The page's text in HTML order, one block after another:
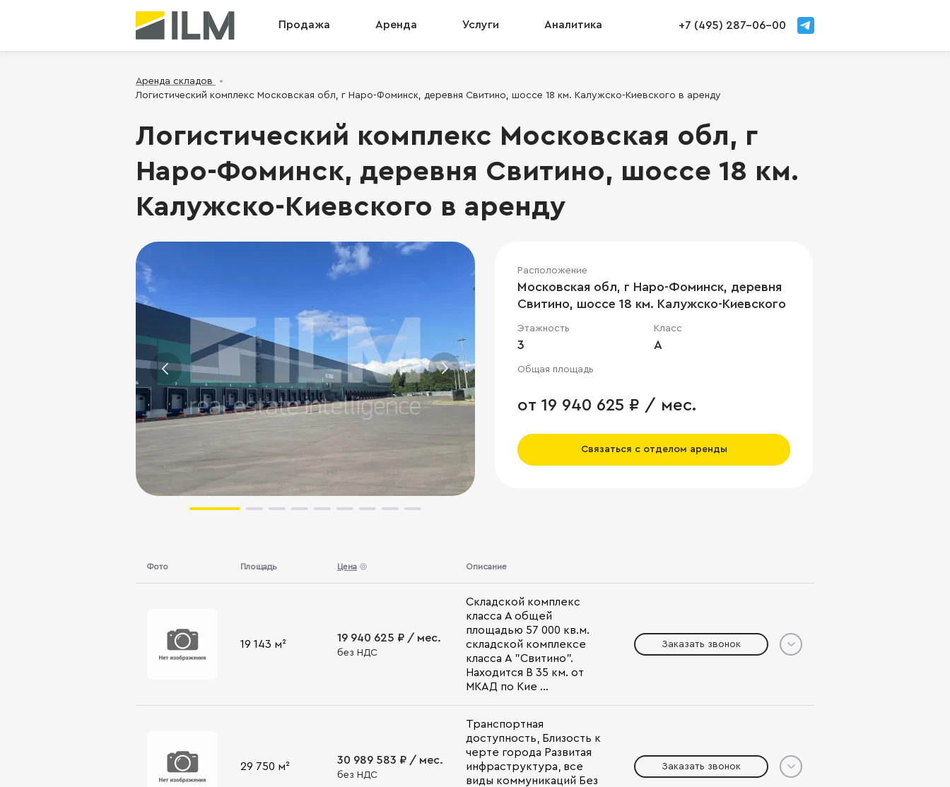
Продажа Аренда Услуги Аналитика +7 (495) 287-06-00
Аренда складов
Логистический комплекс Московская обл, г Наро-Фоминск, деревня Свитино, шоссе 18 км. Калужско-Киевского в аренду
Логистический комплекс Московская обл, г
Наро-Фоминск, деревня Свитино, шоссе 18 км.
Калужско-Киевского в аренду
Расположение
Московская обл, г Наро-Фоминск, деревня
Свитино, шоссе 18 км. Калужско-Киевского
Этажность
3
Класс
A
Общая площадь
от 19 940 625 ₽ / мес.
Связаться с отделом аренды
Фото Площадь Цена Описание
19 143 м²
19 940 625 ₽ / мес.
без НДС
Складской комплекс
класса А общей
площадью 57 000 кв.м.
складской комплексе
класса А "Свитино".
Находится В 35 км. от
МКАД по Кие ...
Заказать звонок
29 750 м²
30 989 583 ₽ / мес.
без НДС
Транспортная
доступность, Близость к
черте города Развитая
инфраструктура, все
виды коммуникаций Без
Заказать звонок